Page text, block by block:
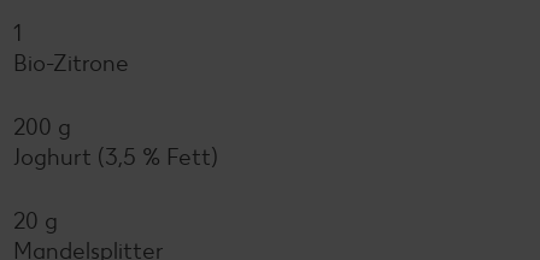
1
Bio-Zitrone
200 g
Joghurt (3,5 % Fett)
20 g
Mandelsplitter